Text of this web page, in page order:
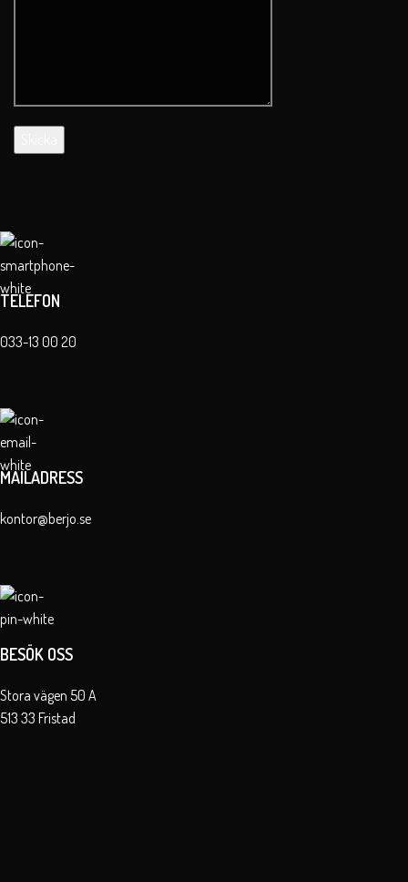
TELEFON
033-13 00 20
MAILADRESS
kontor@berjo.se
BESÖK OSS
Stora vägen 50 A
513 33 Fristad